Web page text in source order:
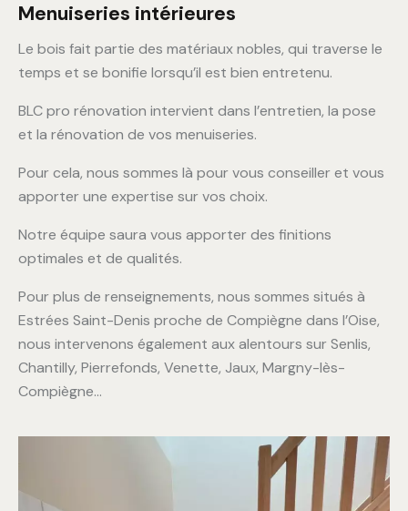
Menuiseries intérieures
Le bois fait partie des matériaux nobles, qui traverse le
temps et se bonifie lorsqu’il est bien entretenu.
BLC pro rénovation intervient dans l’entretien, la pose
et la rénovation de vos menuiseries.
Pour cela, nous sommes là pour vous conseiller et vous
apporter une expertise sur vos choix.
Notre équipe saura vous apporter des finitions
optimales et de qualités.
Pour plus de renseignements, nous sommes situés à
Estrées Saint-Denis proche de Compiègne dans l’Oise,
nous intervenons également aux alentours sur Senlis,
Chantilly, Pierrefonds, Venette, Jaux, Margny-lès-
Compiègne…